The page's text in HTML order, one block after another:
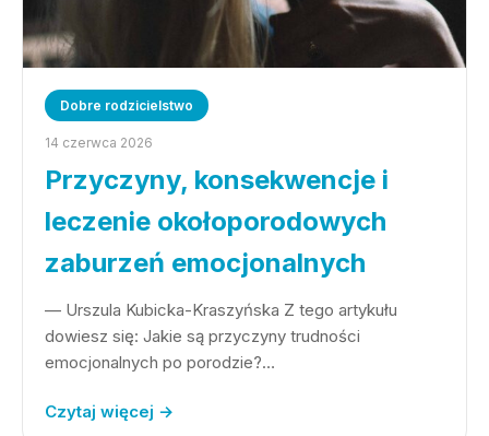
Dobre rodzicielstwo
14 czerwca 2026
Przyczyny, konsekwencje i
leczenie okołoporodowych
zaburzeń emocjonalnych
— Urszula Kubicka-Kraszyńska Z tego artykułu
dowiesz się: Jakie są przyczyny trudności
emocjonalnych po porodzie?…
Czytaj więcej →